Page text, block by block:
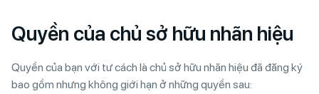
Quyền của chủ sở hữu nhãn hiệu
Quyền của bạn với tư cách là chủ sở hữu nhãn hiệu đã đăng ký
bao gồm nhưng không giới hạn ở những quyền sau: